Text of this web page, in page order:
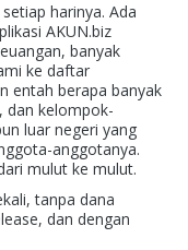
harinya. Ada
AKUN.biz
banyak
ke daftar
entah berapa banyak
dan kelompok-
luar negeri yang
anggotanya.
mulut ke mulut.
tanpa dana
dan dengan